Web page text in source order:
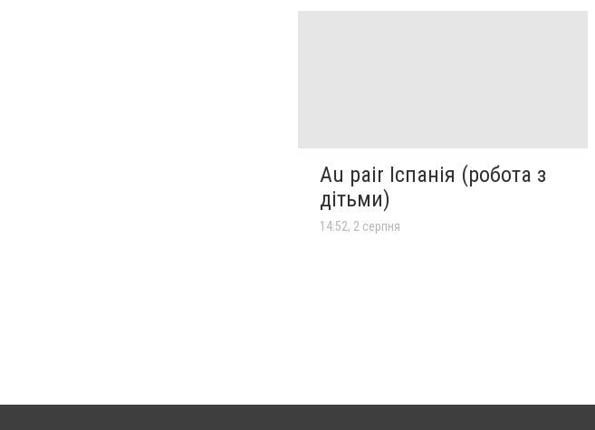
Au pair Іспанія (робота з
дітьми)
14:52, 2 серпня